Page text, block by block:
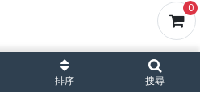
0
排序 搜尋